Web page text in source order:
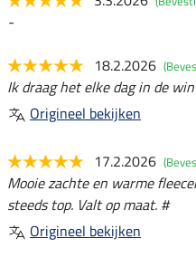
-
18.2.2026
Ik draag het elke dag in de
Origineel bekijken
17.2.2026
Mooie zachte en warme
steeds top. Valt op maat. #
Origineel bekijken